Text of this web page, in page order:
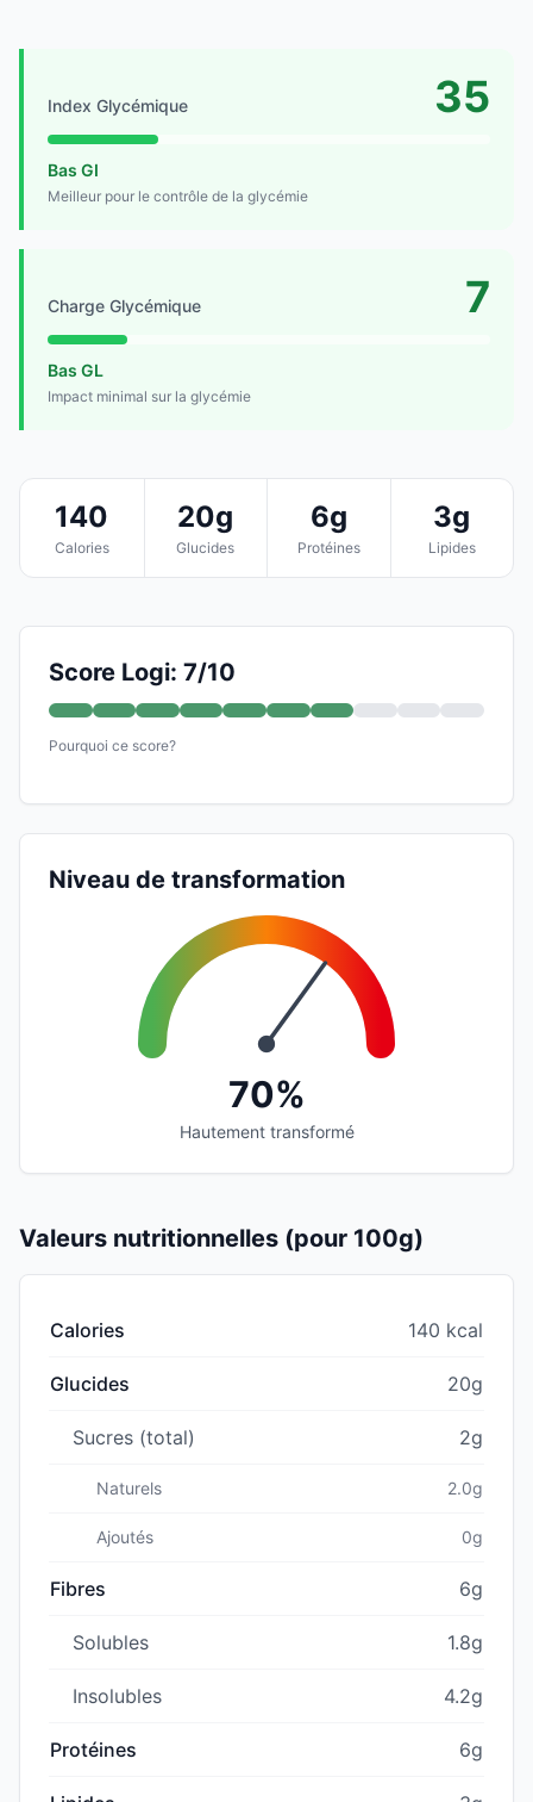
Index Glycémique 35
Bas GI
Meilleur pour le contrôle de la glycémie
Charge Glycémique 7
Bas GL
Impact minimal sur la glycémie
140
Calories
20g
Glucides
6g
Protéines
3g
Lipides
Score Logi: 7/10
Pourquoi ce score?
Niveau de transformation
70%
Hautement transformé
Valeurs nutritionnelles (pour 100g)
Calories 140 kcal
Glucides 20g
Sucres (total) 2g
Naturels 2.0g
Ajoutés 0g
Fibres 6g
Solubles 1.8g
Insolubles 4.2g
Protéines 6g